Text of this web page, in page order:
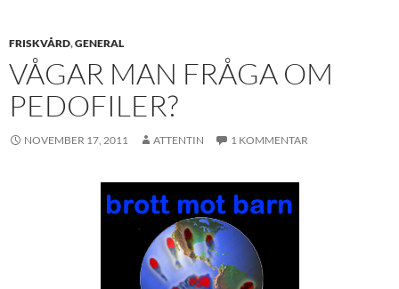
FRISKVÅRD,GENERAL
VÅGAR MAN FRÅGA OM
PEDOFILER?
NOVEMBER 17, 2011 ATTENTIN 1 KOMMENTAR